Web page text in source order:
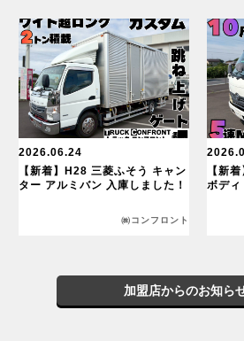
2026.06.24
【新着】H28 三菱ふそう キャン
ター アルミバン 入庫しました！
㈱コンフロント
【新
ボディ
加盟店からのお知ら